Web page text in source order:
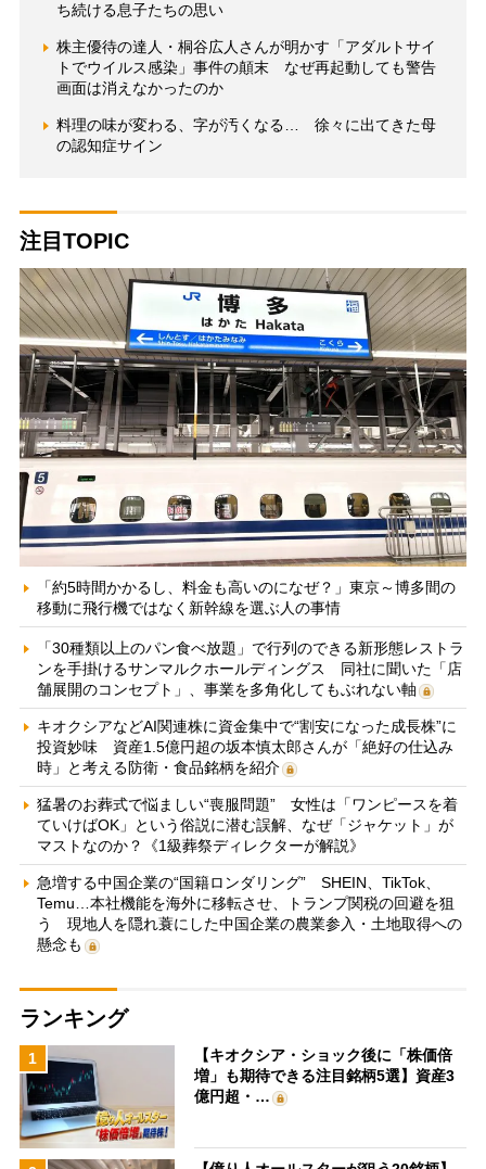
ち続ける息子たちの思い
株主優待の達人・桐谷広人さんが明かす「アダルトサイ
トでウイルス感染」事件の顛末 なぜ再起動しても警告
画面は消えなかったのか
料理の味が変わる、字が汚くなる… 徐々に出てきた母
の認知症サイン
注目TOPIC
「約5時間かかるし、料金も高いのになぜ？」東京～博多間の
移動に飛行機ではなく新幹線を選ぶ人の事情
「30種類以上のパン食べ放題」で行列のできる新形態レストラ
ンを手掛けるサンマルクホールディングス 同社に聞いた「店
舗展開のコンセプト」、事業を多角化してもぶれない軸
キオクシアなどAI関連株に資金集中で“割安になった成長株”に
投資妙味 資産1.5億円超の坂本慎太郎さんが「絶好の仕込み
時」と考える防衛・食品銘柄を紹介
猛暑のお葬式で悩ましい“喪服問題” 女性は「ワンピースを着
ていけばOK」という俗説に潜む誤解、なぜ「ジャケット」が
マストなのか？《1級葬祭ディレクターが解説》
急増する中国企業の“国籍ロンダリング” SHEIN、TikTok、
Temu…本社機能を海外に移転させ、トランプ関税の回避を狙
う 現地人を隠れ蓑にした中国企業の農業参入・土地取得への
懸念も
ランキング
1
【キオクシア・ショック後に「株価倍
増」も期待できる注目銘柄5選】資産3
億円超・…